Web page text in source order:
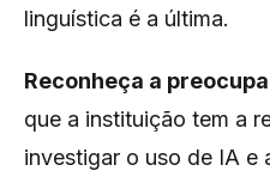
linguística é a última.
Reconheça a
que a instituição tem a
investigar o uso de IA e